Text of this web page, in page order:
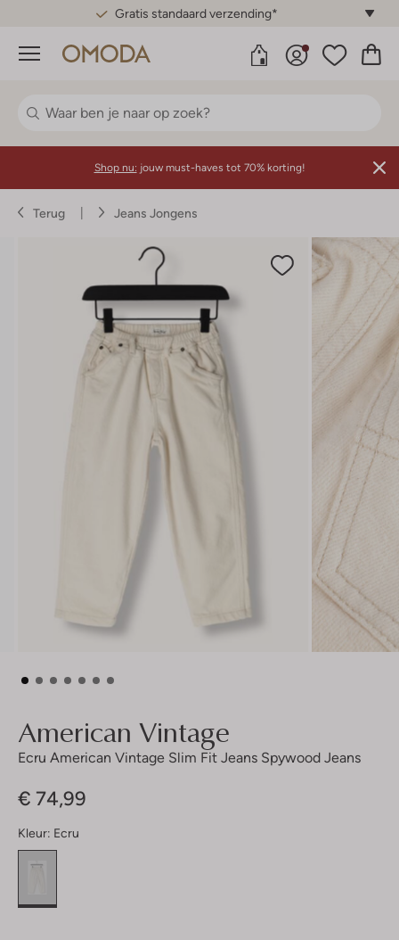
Gratis standaard verzending*
Menu
Shop nu: jouw must-haves tot 70% korting!
Terug Jeans Jongens
American Vintage
Ecru American Vintage Slim Fit Jeans Spywood Jeans
€ 74,99
Kleur: Ecru